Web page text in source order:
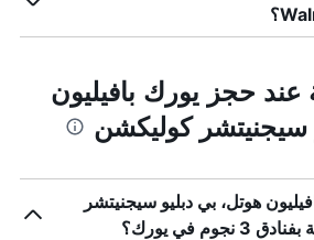
عند حجز يورك بافيليون
سيجنيتشر كوليكشن
هوتل، بي دبليو سيجنيتشر
في يورك؟